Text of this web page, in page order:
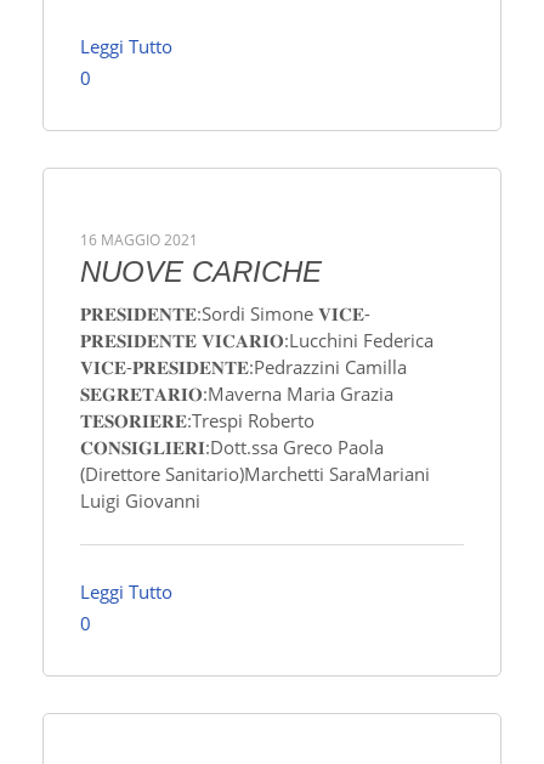
Leggi Tutto
0
16 MAGGIO 2021
NUOVE CARICHE
𝐏𝐑𝐄𝐒𝐈𝐃𝐄𝐍𝐓𝐄:Sordi Simone 𝐕𝐈𝐂𝐄-
𝐏𝐑𝐄𝐒𝐈𝐃𝐄𝐍𝐓𝐄 𝐕𝐈𝐂𝐀𝐑𝐈𝐎:Lucchini Federica
𝐕𝐈𝐂𝐄-𝐏𝐑𝐄𝐒𝐈𝐃𝐄𝐍𝐓𝐄:Pedrazzini Camilla
𝐒𝐄𝐆𝐑𝐄𝐓𝐀𝐑𝐈𝐎:Maverna Maria Grazia
𝐓𝐄𝐒𝐎𝐑𝐈𝐄𝐑𝐄:Trespi Roberto
𝐂𝐎𝐍𝐒𝐈𝐆𝐋𝐈𝐄𝐑𝐈:Dott.ssa Greco Paola
(Direttore Sanitario)Marchetti SaraMariani
Luigi Giovanni
Leggi Tutto
0